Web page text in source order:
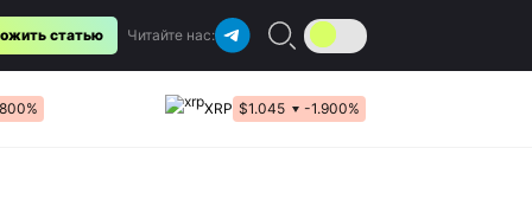
статью Читайте нас:
XRP $1.045 -1.900%